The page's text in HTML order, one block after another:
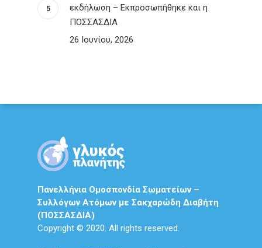
εκδήλωση – Εκπροσωπήθηκε και η
ΠΟΣΣΑΣΔΙΑ
26 Ιουνίου, 2026
Πανελλήνια Ομοσπονδία Σωματείων –
Συλλόγων Ατόμων με Σακχαρώδη Διαβήτη
(ΠΟΣΣΑΣΔΙΑ)
Copyright © 2020. All rights reserved.